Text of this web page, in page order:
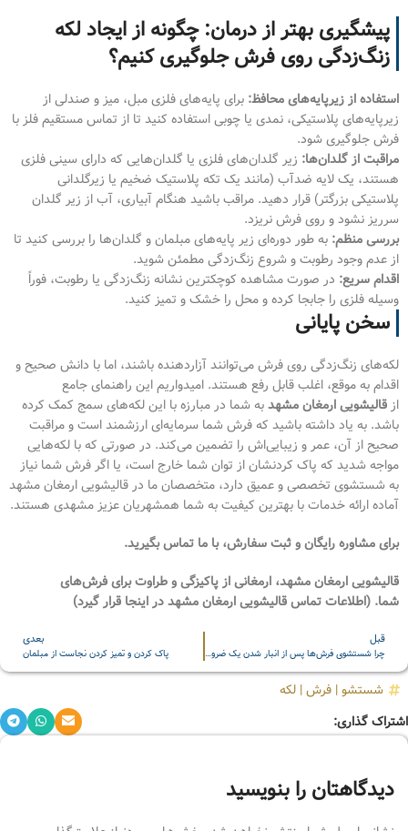
پیشگیری بهتر از درمان: چگونه از ایجاد لکه
زنگ‌زدگی روی فرش جلوگیری کنیم؟
استفاده از زیرپایه‌های محافظ: برای پایه‌های فلزی مبل، میز و صندلی از
زیرپایه‌های پلاستیکی، نمدی یا چوبی استفاده کنید تا از تماس مستقیم فلز با
فرش جلوگیری شود.
مراقبت از گلدان‌ها: زیر گلدان‌های فلزی یا گلدان‌هایی که دارای سینی فلزی
هستند، یک لایه ضدآب (مانند یک تکه پلاستیک ضخیم یا زیرگلدانی
پلاستیکی بزرگتر) قرار دهید. مراقب باشید هنگام آبیاری، آب از زیر گلدان
سرریز نشود و روی فرش نریزد.
بررسی منظم: به طور دوره‌ای زیر پایه‌های مبلمان و گلدان‌ها را بررسی کنید تا
از عدم وجود رطوبت و شروع زنگ‌زدگی مطمئن شوید.
اقدام سریع: در صورت مشاهده کوچکترین نشانه زنگ‌زدگی یا رطوبت، فوراً
وسیله فلزی را جابجا کرده و محل را خشک و تمیز کنید.
سخن پایانی
لکه‌های زنگ‌زدگی روی فرش می‌توانند آزاردهنده باشند، اما با دانش صحیح و
اقدام به موقع، اغلب قابل رفع هستند. امیدواریم این راهنمای جامع
از قالیشویی ارمغان مشهدبه شما در مبارزه با این لکه‌های سمج کمک کرده
باشد. به یاد داشته باشید که فرش شما سرمایه‌ای ارزشمند است و مراقبت
صحیح از آن، عمر و زیبایی‌اش را تضمین می‌کند. در صورتی که با لکه‌هایی
مواجه شدید که پاک کردنشان از توان شما خارج است، یا اگر فرش شما نیاز
به شستشوی تخصصی و عمیق دارد، متخصصان ما در قالیشویی ارمغان مشهد
آماده ارائه خدمات با بهترین کیفیت به شما همشهریان عزیز مشهدی هستند.
برای مشاوره رایگان و ثبت سفارش، با ما تماس بگیرید.
قالیشویی ارمغان مشهد، ارمغانی از پاکیزگی و طراوت برای فرش‌های
شما. (اطلاعات تماس قالیشویی ارمغان مشهد در اینجا قرار گیرد)
قبل
چرا شستشوی فرش‌ها پس از انبار شدن یک ضرورت است؟
بعدی
پاک کردن و تمیز کردن نجاست از مبلمان
شستشو| فرش| لکه
اشتراک گذاری:
دیدگاهتان را بنویسید